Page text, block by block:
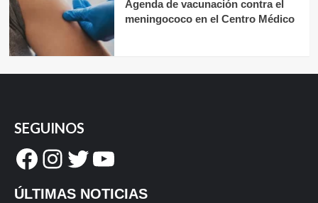
Agenda de vacunación contra el
meningococo en el Centro Médico
SEGUINOS
Facebook
Instagram
Twitter
YouTube
ÚLTIMAS NOTICIAS